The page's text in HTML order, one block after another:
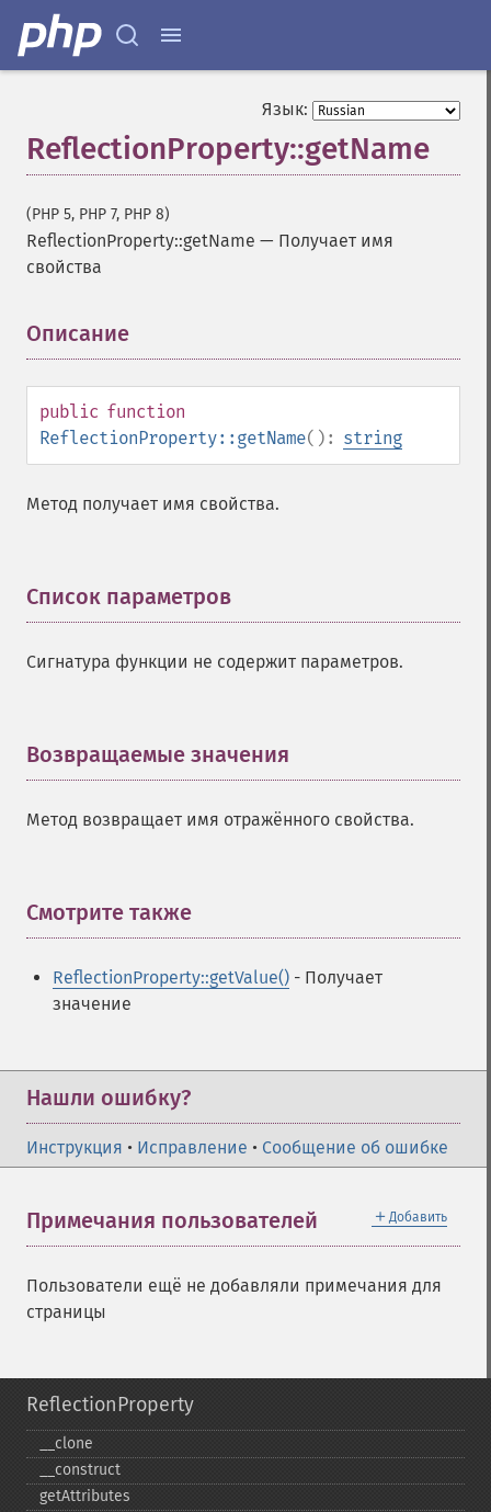
Язык:
ReflectionProperty::getName
(PHP 5, PHP 7, PHP 8)
ReflectionProperty::getName — Получает имя
свойства
Описание
public function
ReflectionProperty::getName(): string
Метод получает имя свойства.
Список параметров
Сигнатура функции не содержит параметров.
Возвращаемые значения
Метод возвращает имя отражённого свойства.
Смотрите также
ReflectionProperty::getValue() - Получает
значение
Нашли ошибку?
Инструкция • Исправление • Сообщение об ошибке
＋ Добавить
Примечания пользователей
Пользователи ещё не добавляли примечания для
страницы
ReflectionProperty
_​_​clone
_​_​construct
getAttributes